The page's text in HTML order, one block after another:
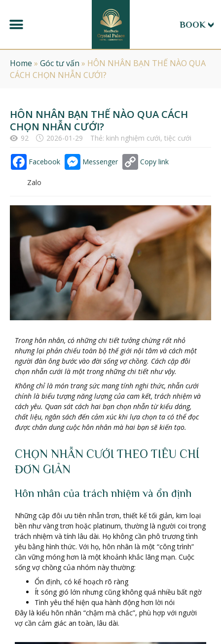
BOOK
Home » Góc tư vấn » HÔN NHÂN BẠN THẾ NÀO QUA
CÁCH CHỌN NHẪN CƯỚI?
HÔN NHÂN BẠN THẾ NÀO QUA CÁCH
CHỌN NHẪN CƯỚI?
92 2026-01-29 Thẻ: kinh nghiệm cưới, tiệc cưới
Facebook Messenger Copy link
Zalo
Trong hôn nhân, có những chi tiết tưởng chừng rất nhỏ
nhưng lại phản chiếu toàn bộ thế giới nội tâm và cách một
người đàn ông bước vào đời sống vợ chồng. Cách cặp đôi
chọn nhẫn cưới là một trong những chi tiết như vậy.
Không chỉ là món trang sức mang tính nghi thức, nhẫn cưới
chính là biểu tượng năng lượng của cam kết, trách nhiệm và
cách yêu. Quan sát cách hai bạn chọn nhẫn từ kiểu dáng,
chất liệu, ngân sách đến cảm xúc khi lựa chọn ta có thể đọc
được chân dung cuộc hôn nhân mà hai bạn sẽ kiến tạo.
CHỌN NHẪN CƯỚI THEO TIÊU CHÍ
ĐƠN GIẢN
Hôn nhân của trách nhiệm và ổn định
Những cặp đôi ưu tiên nhẫn trơn, thiết kế tối giản, kim loại
bền như vàng trơn hoặc platinum, thường là người coi trọng
trách nhiệm và tính lâu dài. Họ không cần phô trương tình
yêu bằng hình thức. Với họ, hôn nhân là một “công trình”
cần vững móng hơn là một khoảnh khắc lãng mạn. Cuộc
sống vợ chồng của nhóm này thường:
Ổn định, có kế hoạch rõ ràng
Ít sóng gió lớn nhưng cũng không quá nhiều bất ngờ
Tình yêu thể hiện qua hành động hơn lời nói
Đây là kiểu hôn nhân “chậm mà chắc”, phù hợp với người
vợ cần cảm giác an toàn, lâu dài.